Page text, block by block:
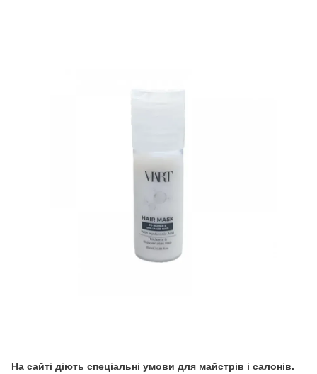
На сайті діють спеціальні умови для майстрів і салонів.